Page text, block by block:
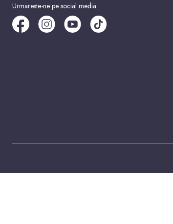
Urmareste-ne pe social media: